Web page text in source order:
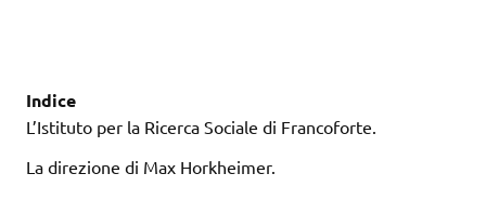
Indice
L’Istituto per la Ricerca Sociale di Francoforte.
La direzione di Max Horkheimer.